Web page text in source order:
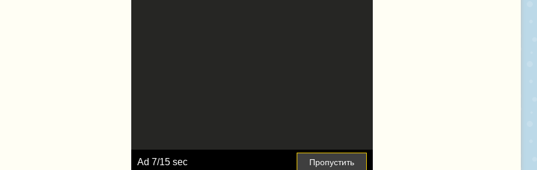
Ad 8/15 sec Пропустить